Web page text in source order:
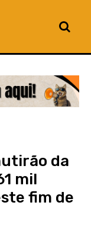
da
mil
fim de